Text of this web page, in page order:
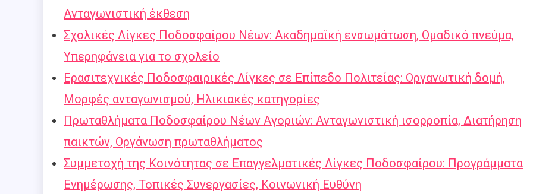
Ανταγωνιστική έκθεση
Σχολικές Λίγκες Ποδοσφαίρου Νέων: Ακαδημαϊκή ενσωμάτωση, Ομαδικό πνεύμα,
Υπερηφάνεια για το σχολείο
Ερασιτεχνικές Ποδοσφαιρικές Λίγκες σε Επίπεδο Πολιτείας: Οργανωτική δομή,
Μορφές ανταγωνισμού, Ηλικιακές κατηγορίες
Πρωταθλήματα Ποδοσφαίρου Νέων Αγοριών: Ανταγωνιστική ισορροπία, Διατήρηση
παικτών, Οργάνωση πρωταθλήματος
Συμμετοχή της Κοινότητας σε Επαγγελματικές Λίγκες Ποδοσφαίρου: Προγράμματα
Ενημέρωσης, Τοπικές Συνεργασίες, Κοινωνική Ευθύνη